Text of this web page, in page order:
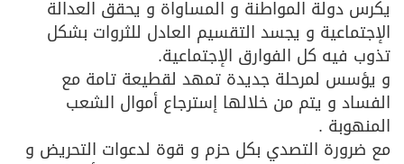
يكرس دولة المواطنة و المساواة و يحقق العدالة
الإجتماعية و يجسد التقسيم العادل للثروات بشكل
تذوب فيه كل الفوارق الإجتماعية.
و يؤسس لمرحلة جديدة تمهد لقطيعة تامة مع
الفساد و يتم من خلالها إسترجاع أموال الشعب
المنهوبة .
مع ضرورة التصدي بكل حزم و قوة لدعوات التحريض و